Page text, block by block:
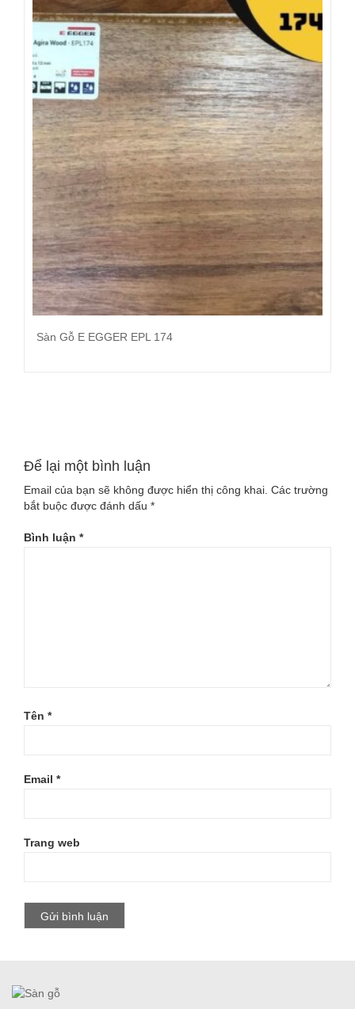
Sàn Gỗ E EGGER EPL 174
Để lại một bình luận
Email của bạn sẽ không được hiển thị công khai. Các trường
bắt buộc được đánh dấu *
Bình luận *
Tên *
Email *
Trang web